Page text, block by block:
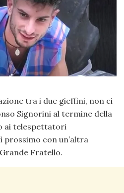
tra i due gieffini, non ci
Signorini al termine della
ai telespettatori
con un’altra
Fratello.